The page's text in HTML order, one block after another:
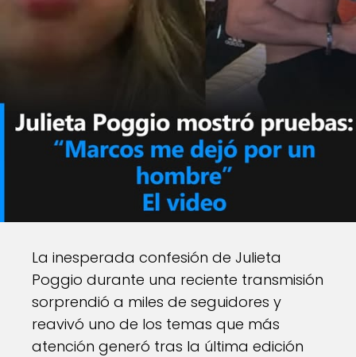
La inesperada confesión de Julieta
Poggio durante una reciente transmisión
sorprendió a miles de seguidores y
reavivó uno de los temas que más
atención generó tras la última edición